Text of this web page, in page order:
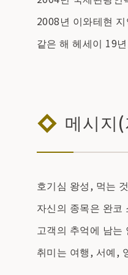
2008년 이와테현
같은 해 헤세이 19
메시지
호기심 왕성, 먹는
자신의 종목은 완코
고객의 추억에 남는
취미는 여행, 서예,